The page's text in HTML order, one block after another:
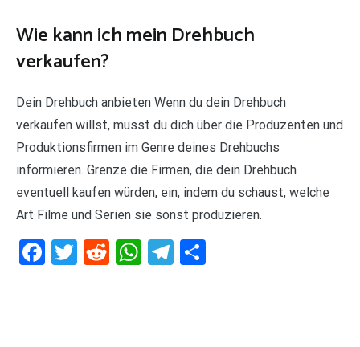
Wie kann ich mein Drehbuch
verkaufen?
Dein Drehbuch anbieten Wenn du dein Drehbuch
verkaufen willst, musst du dich über die Produzenten und
Produktionsfirmen im Genre deines Drehbuchs
informieren. Grenze die Firmen, die dein Drehbuch
eventuell kaufen würden, ein, indem du schaust, welche
Art Filme und Serien sie sonst produzieren.
Facebook
Twitter
RedditWhatsApp
Telegram